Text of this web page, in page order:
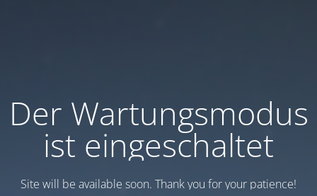
Der Wartungsmodus
ist eingeschaltet
Site will be available soon. Thank you for your patience!